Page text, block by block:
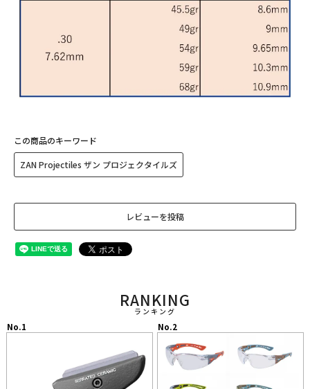
この商品のキーワード
ZAN Projectiles ザン プロジェクタイルズ
レビューを投稿
RANKING
ランキング